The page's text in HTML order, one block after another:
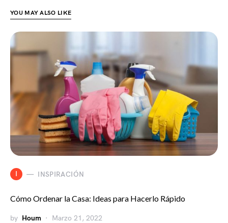
YOU MAY ALSO LIKE
I INSPIRACIÓN
Cómo Ordenar la Casa: Ideas para Hacerlo Rápido
by Houm Marzo 21, 2022